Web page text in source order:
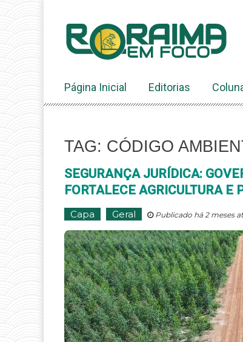
conteúdo
Página Inicial Editorias
TAG: CÓDIGO
SEGURANÇA JURÍDICA:
FORTALECE AGRICULTURA
Capa Geral Publicado há 2 meses